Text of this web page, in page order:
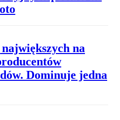
na
Dominuje jedna